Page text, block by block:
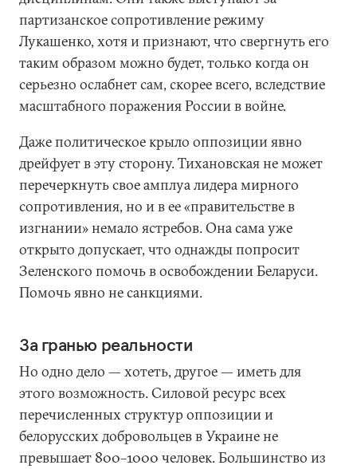
партизанское сопротивление режиму
Лукашенко, хотя и признают, что свергнуть его
таким образом можно будет, только когда он
серьезно ослабнет сам, скорее всего, вследствие
масштабного поражения России в войне.
Даже политическое крыло оппозиции явно
дрейфует в эту сторону. Тихановская не может
перечеркнуть свое амплуа лидера мирного
сопротивления, но и в ее «правительстве в
изгнании» немало ястребов. Она сама уже
открыто допускает, что однажды попросит
Зеленского помочь в освобождении Беларуси.
Помочь явно не санкциями.
За гранью реальности
Но одно дело — хотеть, другое — иметь для
этого возможность. Силовой ресурс всех
перечисленных структур оппозиции и
белорусских добровольцев в Украине не
превышает 800–1000 человек. Большинство из